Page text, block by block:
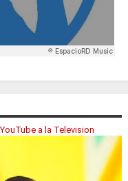
a la Television